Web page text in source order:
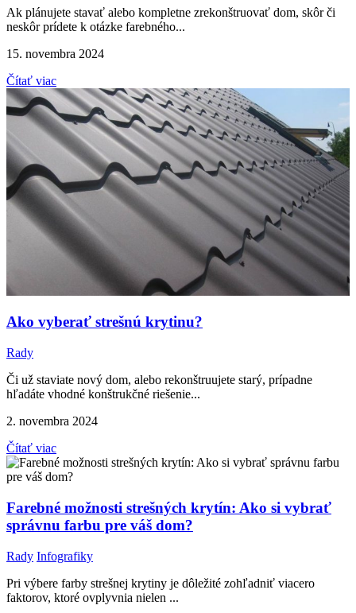
Ak plánujete stavať alebo kompletne zrekonštruovať dom, skôr či
neskôr prídete k otázke farebného...
15. novembra 2024
Čítať viac
Ako vyberať strešnú krytinu?
Rady
Či už staviate nový dom, alebo rekonštruujete starý, prípadne
hľadáte vhodné konštrukčné riešenie...
2. novembra 2024
Čítať viac
Farebné možnosti strešných krytín: Ako si vybrať
správnu farbu pre váš dom?
Rady Infografiky
Pri výbere farby strešnej krytiny je dôležité zohľadniť viacero
faktorov, ktoré ovplyvnia nielen ...